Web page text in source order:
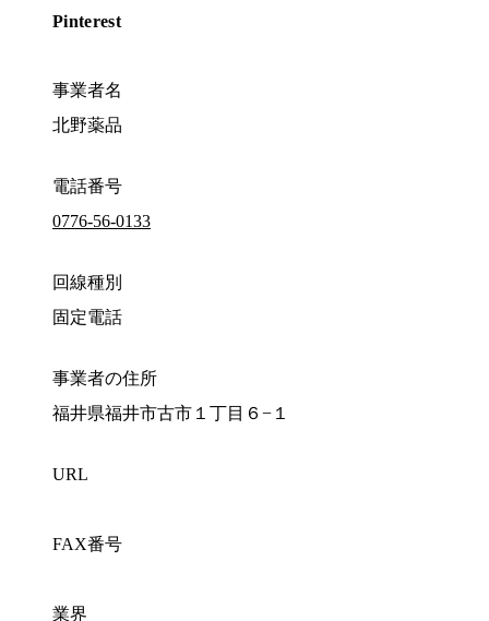
Pinterest
事業者名
北野薬品
電話番号
0776-56-0133
回線種別
固定電話
事業者の住所
福井県福井市古市１丁目６−１
URL
FAX番号
業界